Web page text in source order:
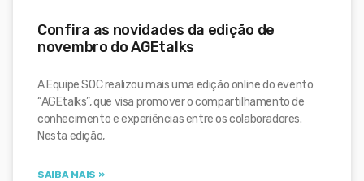
Confira as novidades da edição de
novembro do AGEtalks
A Equipe SOC realizou mais uma edição online do evento
“AGEtalks”, que visa promover o compartilhamento de
conhecimento e experiências entre os colaboradores.
Nesta edição,
SAIBA MAIS »